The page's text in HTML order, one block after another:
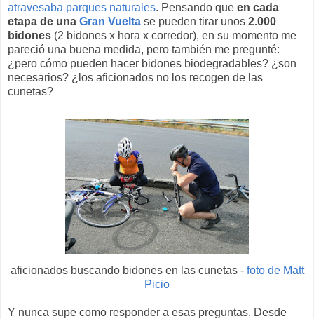
atravesaba parques naturales. Pensando que en cada
etapa de una Gran Vuelta se pueden tirar unos 2.000
bidones (2 bidones x hora x corredor), en su momento me
pareció una buena medida, pero también me pregunté:
¿pero cómo pueden hacer bidones biodegradables? ¿son
necesarios? ¿los aficionados no los recogen de las
cunetas?
aficionados buscando bidones en las cunetas - foto de Matt
Picio
Y nunca supe como responder a esas preguntas. Desde